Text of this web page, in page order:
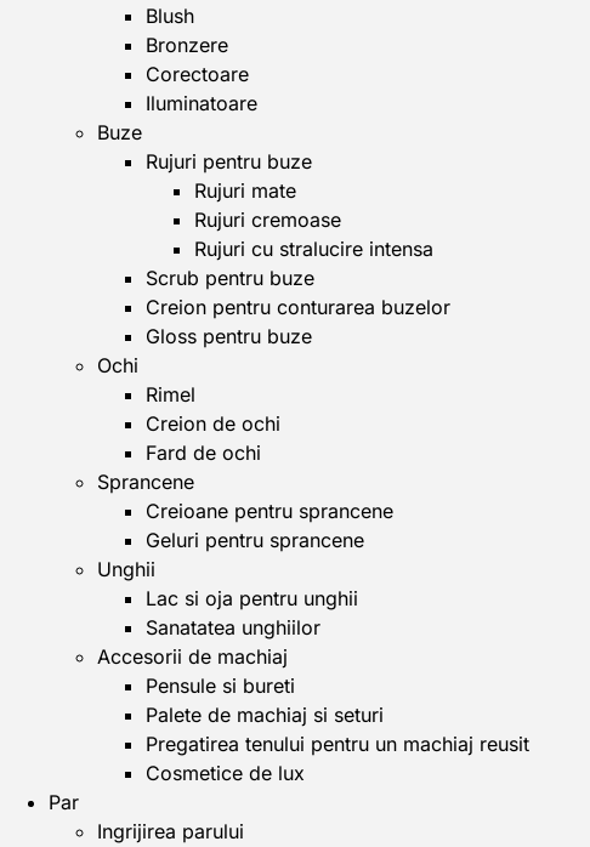
Blush
Bronzere
Corectoare
Iluminatoare
Buze
Rujuri pentru buze
Rujuri mate
Rujuri cremoase
Rujuri cu stralucire intensa
Scrub pentru buze
Creion pentru conturarea buzelor
Gloss pentru buze
Ochi
Rimel
Creion de ochi
Fard de ochi
Sprancene
Creioane pentru sprancene
Geluri pentru sprancene
Unghii
Lac si oja pentru unghii
Sanatatea unghiilor
Accesorii de machiaj
Pensule si bureti
Palete de machiaj si seturi
Pregatirea tenului pentru un machiaj reusit
Cosmetice de lux
Par
Ingrijirea parului